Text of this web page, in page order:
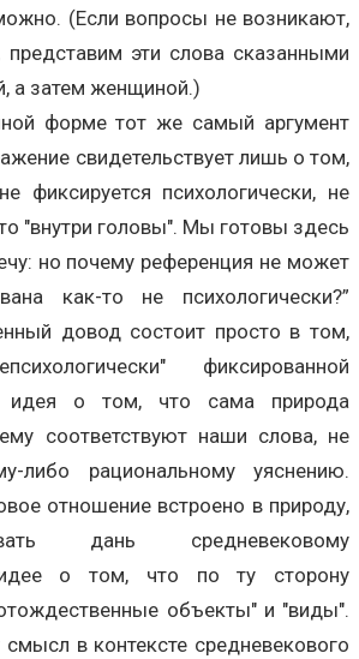
(Если вопросы не возникают,
эти слова сказанными
а затем женщиной.)
форме тот же самый аргумент
свидетельствует лишь о том,
фиксируется психологически, не
"внутри головы". Мы готовы здесь
но почему референция не может
как-то не психологически?”
довод состоит просто в том,
фиксированной
идея о том, что сама природа
соответствуют наши слова, не
либо рациональному уяснению.
отношение встроено в природу,
дань средневековому
идее о том, что по ту сторону
объекты" и "виды".
в контексте средневекового